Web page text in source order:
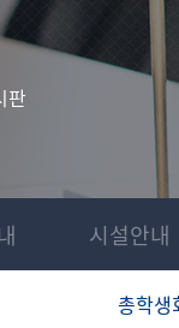
판
시설안내
총학생